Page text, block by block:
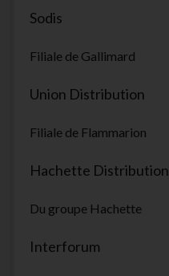
Sodis
Filiale de Gallimard
Union Distribution
Filiale de Flammarion
Hachette Distribution
Du groupe Hachette
Interforum